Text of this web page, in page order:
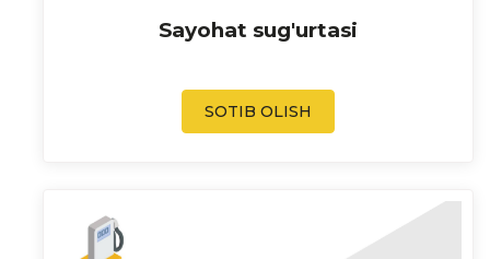
Sayohat sug'urtasi
SOTIB OLISH